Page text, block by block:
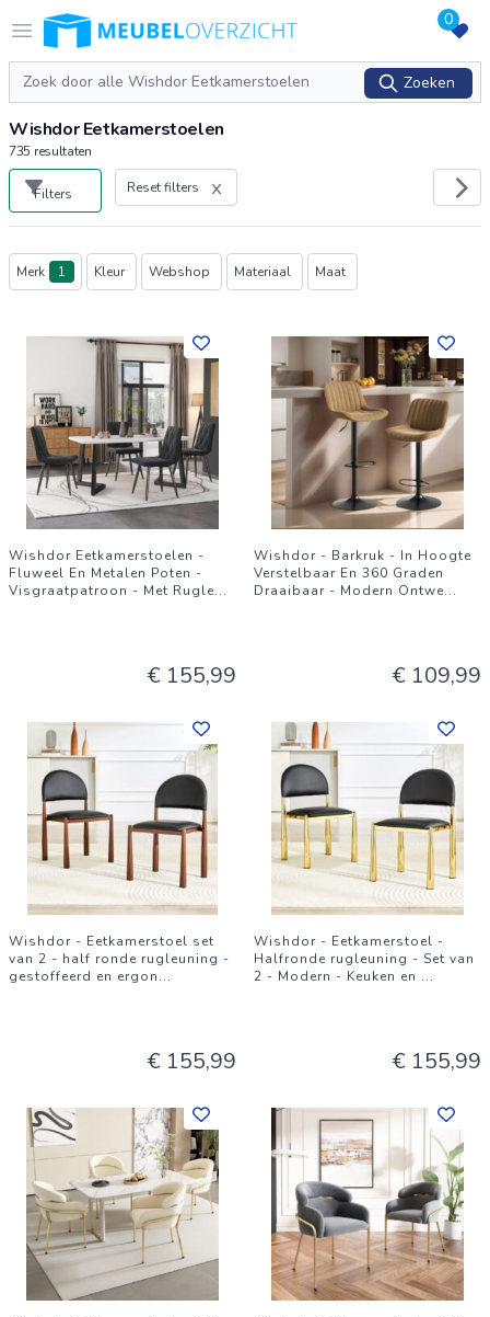
Open menu
Logo Meubeloverzicht.nl 0
Zoeken
Zoeken
Wishdor Eetkamerstoelen
735 resultaten
Filters Reset filters
Producten
Merk 1 Kleur Webshop Materiaal Maat
Wishdor Eetkamerstoelen -
Fluweel En Metalen Poten -
Visgraatpatroon - Met Rugle...
€ 155,99
Wishdor - Barkruk - In Hoogte
Verstelbaar En 360 Graden
Draaibaar - Modern Ontwe...
€ 109,99
Wishdor - Eetkamerstoel set
van 2 - half ronde rugleuning -
gestoffeerd en ergon...
€ 155,99
Wishdor - Eetkamerstoel -
Halfronde rugleuning - Set van
2 - Modern - Keuken en ...
€ 155,99